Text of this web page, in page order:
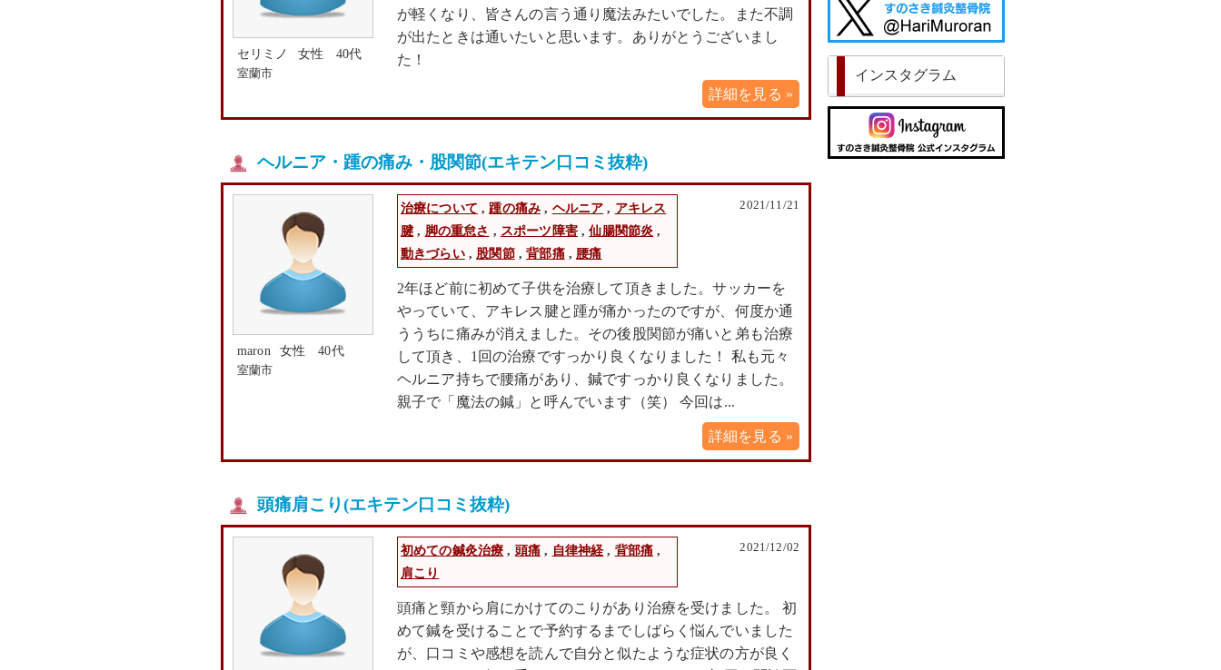
セリミノ 女性 40代
室蘭市
が軽くなり、皆さんの言う通り魔法みたいでした。また不調
が出たときは通いたいと思います。ありがとうございまし
た！
詳細を見る »
ヘルニア・踵の痛み・股関節(エキテン口コミ抜粋)
maron 女性 40代
室蘭市
治療について ,踵の痛み , ヘルニア , アキレス
腱 , 脚の重怠さ , スポーツ障害,仙腸関節炎 ,
動きづらい, 股関節,背部痛, 腰痛
2021/11/21
2年ほど前に初めて子供を治療して頂きました。サッカーを
やっていて、アキレス腱と踵が痛かったのですが、何度か通
ううちに痛みが消えました。その後股関節が痛いと弟も治療
して頂き、1回の治療ですっかり良くなりました！ 私も元々
ヘルニア持ちで腰痛があり、鍼ですっかり良くなりました。
親子で「魔法の鍼」と呼んでいます（笑） 今回は...
詳細を見る »
頭痛肩こり(エキテン口コミ抜粋)
初めての鍼灸治療 , 頭痛 , 自律神経, 背部痛 ,
肩こり
2021/12/02
頭痛と頸から肩にかけてのこりがあり治療を受けました。 初
めて鍼を受けることで予約するまでしばらく悩んでいました
が、口コミや感想を読んで自分と似たような症状の方が良く
インスタグラム